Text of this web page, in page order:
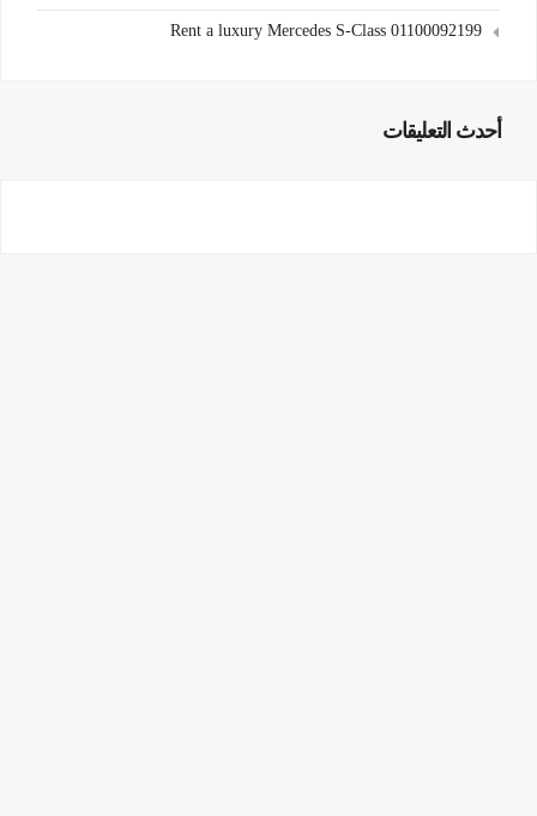
Rent a luxury Mercedes S-Class 01100092199
أحدث التعليقات